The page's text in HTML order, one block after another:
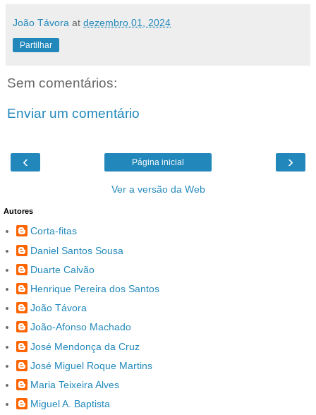
João Távora at dezembro 01, 2024
Partilhar
Sem comentários:
Enviar um comentário
‹ ›
Página inicial
Ver a versão da Web
Autores
Corta-fitas
Daniel Santos Sousa
Duarte Calvão
Henrique Pereira dos Santos
João Távora
João-Afonso Machado
José Mendonça da Cruz
José Miguel Roque Martins
Maria Teixeira Alves
Miguel A. Baptista